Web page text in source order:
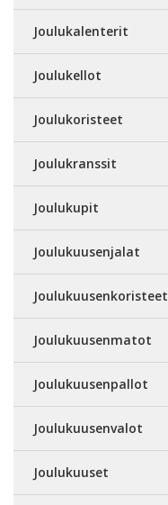
Joulukalenterit
Joulukellot
Joulukoristeet
Joulukranssit
Joulukupit
Joulukuusenjalat
Joulukuusenkoristeet
Joulukuusenmatot
Joulukuusenpallot
Joulukuusenvalot
Joulukuuset